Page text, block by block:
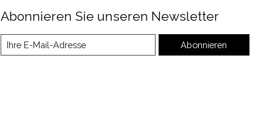
Abonnieren Sie unseren Newsletter
Abonnieren